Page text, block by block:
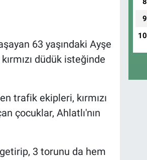
63 yaşındaki Ayşe
düdük isteğinde
trafik ekipleri, kırmızı
çocuklar, Ahlatlı'nın
3 torunu da hem
9
10